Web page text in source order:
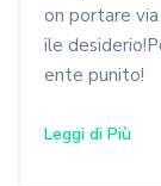
on portare
ile
ente punito!
Leggi di Più